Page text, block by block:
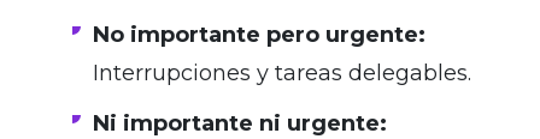
No importante pero urgente:
Interrupciones y tareas delegables.
Ni importante ni urgente: